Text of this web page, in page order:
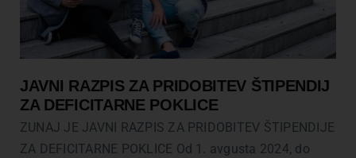
JAVNI RAZPIS ZA PRIDOBITEV ŠTIPENDIJ
ZA DEFICITARNE POKLICE
ZUNAJ JE JAVNI RAZPIS ZA PRIDOBITEV ŠTIPENDIJE
ZA DEFICITARNE POKLICE Od 1. avgusta 2024, do